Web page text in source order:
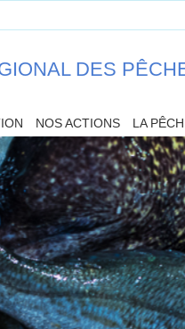
DES
NOS ACTIONS LA